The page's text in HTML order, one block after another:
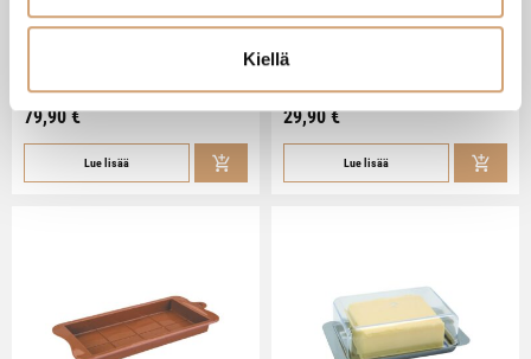
Kiellä
Zassenhaus Gera sähköinen
79,90€
Lue lisää
Ibili Sushisetti
29,90€
Lue lisää